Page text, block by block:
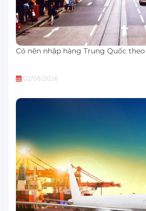
Có nên nhập hàng Trung Quốc
02/08/2026